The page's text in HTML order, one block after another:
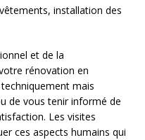
installation des
et de la
rénovation en
mais
de vous tenir informé de
Les visites
ces aspects humains qui